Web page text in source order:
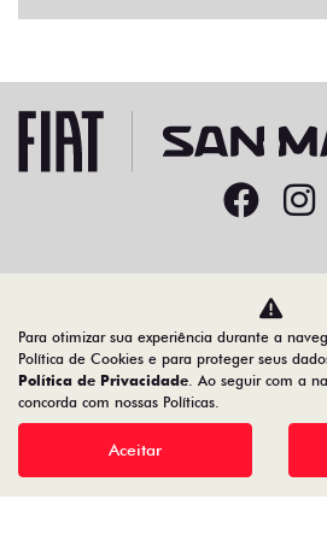
Desacelere. Seu bem
22.204.101/0001-17
Para otimizar sua experiência durante a
Política de Cookies e para proteger seus
Política de Privacidade. Ao seguir com a
concorda com nossas Políticas.
Aceitar